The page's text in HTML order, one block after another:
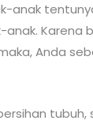
anak
Anda